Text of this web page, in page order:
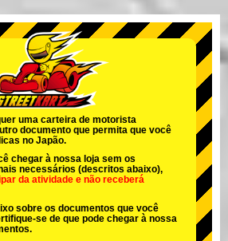
Trocar Loja
Osaka
uma carteira de motorista
documento que permita que você
no Japão.
chegar à nossa loja sem os
necessários (descritos abaixo),
da atividade e não receberá
sobre os documentos que você
se de que pode chegar à nossa